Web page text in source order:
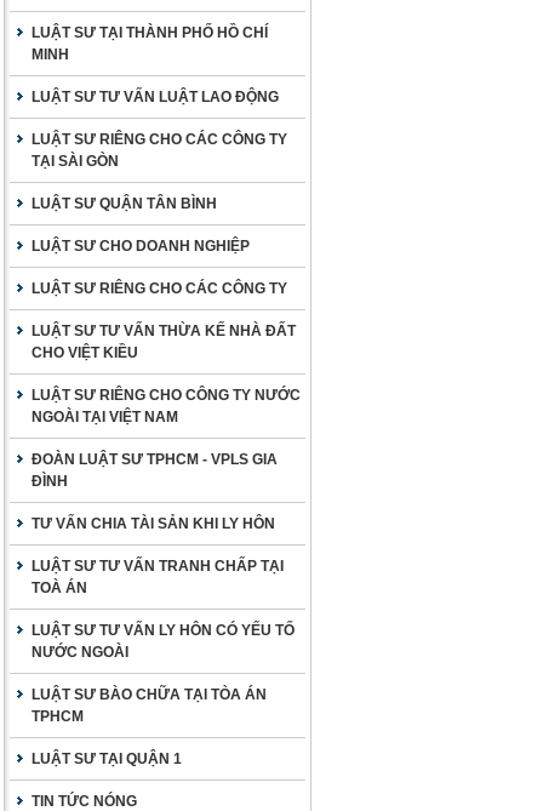
LUẬT SƯ TẠI THÀNH PHỐ HỒ CHÍ
MINH
LUẬT SƯ TƯ VẤN LUẬT LAO ĐỘNG
LUẬT SƯ RIÊNG CHO CÁC CÔNG TY
TẠI SÀI GÒN
LUẬT SƯ QUẬN TÂN BÌNH
LUẬT SƯ CHO DOANH NGHIỆP
LUẬT SƯ RIÊNG CHO CÁC CÔNG TY
LUẬT SƯ TƯ VẤN THỪA KẾ NHÀ ĐẤT
CHO VIỆT KIỀU
LUẬT SƯ RIÊNG CHO CÔNG TY NƯỚC
NGOÀI TẠI VIỆT NAM
ĐOÀN LUẬT SƯ TPHCM - VPLS GIA
ĐÌNH
TƯ VẤN CHIA TÀI SẢN KHI LY HÔN
LUẬT SƯ TƯ VẤN TRANH CHẤP TẠI
TOÀ ÁN
LUẬT SƯ TƯ VẤN LY HÔN CÓ YẾU TỐ
NƯỚC NGOÀI
LUẬT SƯ BÀO CHỮA TẠI TÒA ÁN
TPHCM
LUẬT SƯ TẠI QUẬN 1
TIN TỨC NÓNG